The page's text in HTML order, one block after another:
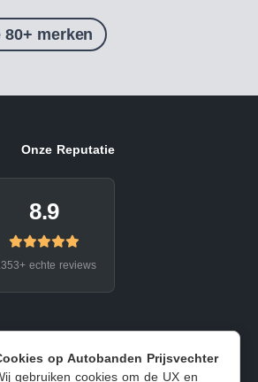
op Autobanden Prijsvechter
gebruiken cookies om de UX en
merken
Onze Reputatie
8.9
echte reviews